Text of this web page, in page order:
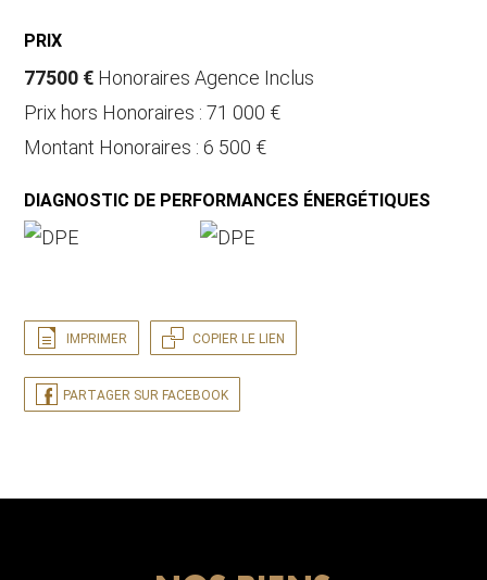
PRIX
77500 € Honoraires Agence Inclus
Prix hors Honoraires : 71 000 €
Montant Honoraires : 6 500 €
DIAGNOSTIC DE PERFORMANCES ÉNERGÉTIQUES
IMPRIMER COPIER LE LIEN
PARTAGER SUR FACEBOOK